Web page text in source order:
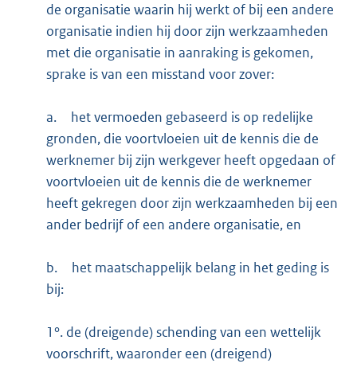
de organisatie waarin hij werkt of bij een andere
organisatie indien hij door zijn werkzaamheden
met die organisatie in aanraking is gekomen,
sprake is van een misstand voor zover:
a.
het vermoeden gebaseerd is op redelijke
gronden, die voortvloeien uit de kennis die de
werknemer bij zijn werkgever heeft opgedaan of
voortvloeien uit de kennis die de werknemer
heeft gekregen door zijn werkzaamheden bij een
ander bedrijf of een andere organisatie, en
b.
het maatschappelijk belang in het geding is
bij:
1°. de (dreigende) schending van een wettelijk
voorschrift, waaronder een (dreigend)